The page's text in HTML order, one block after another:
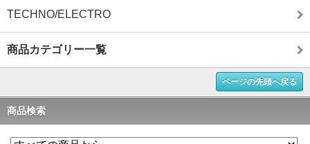
TECHNO/ELECTRO
商品カテゴリー一覧
ページの先頭へ戻る
商品検索